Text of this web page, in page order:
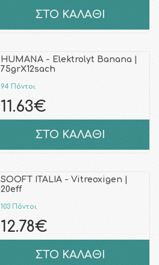
ΣΤΟ ΚΑΛΑΘΙ
HUMANA - Elektrolyt Banana |
75grX12sach
94 Πόντοι
11.63€
ΣΤΟ ΚΑΛΑΘΙ
SOOFT ITALIA - Vitreoxigen |
20eff
103 Πόντοι
12.78€
ΣΤΟ ΚΑΛΑΘΙ